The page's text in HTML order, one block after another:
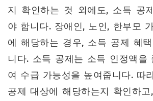
지 확인하는 것 외에도, 소득 공
야 합니다. 장애인, 노인, 한부모
에 해당하는 경우, 소득 공제 혜
니다. 소득 공제는 소득 인정액을
여 수급 가능성을 높여줍니다. 따
공제 대상에 해당하는지 확인하